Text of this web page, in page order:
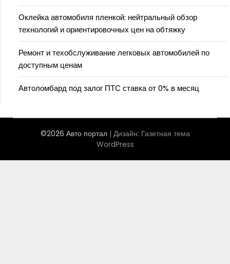
Оклейка автомобиля пленкой: нейтральный обзор
технологий и ориентировочных цен на обтяжку
Ремонт и техобслуживание легковых автомобилей по
доступным ценам
Автоломбард под залог ПТС ставка от 0% в месяц
©2026 Авто портал | Дизайн: Газетная тема
WordPress